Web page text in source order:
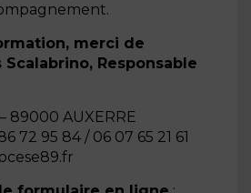
merci de
Responsable
89000 AUXERRE
72 95 84 / 06 07 65 21 61